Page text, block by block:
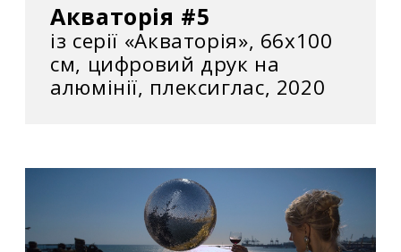
Акваторія #5
із серії «Акваторія», 66х100
см, цифровий друк на
алюмінії, плексиглас, 2020